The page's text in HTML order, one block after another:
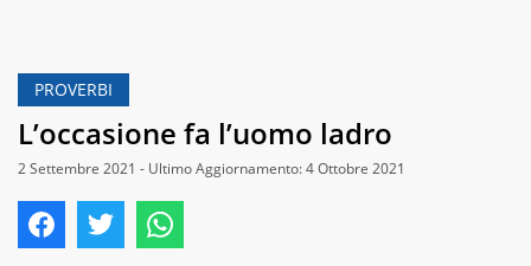
PROVERBI
L’occasione fa l’uomo ladro
2 Settembre 2021 - Ultimo Aggiornamento: 4 Ottobre 2021